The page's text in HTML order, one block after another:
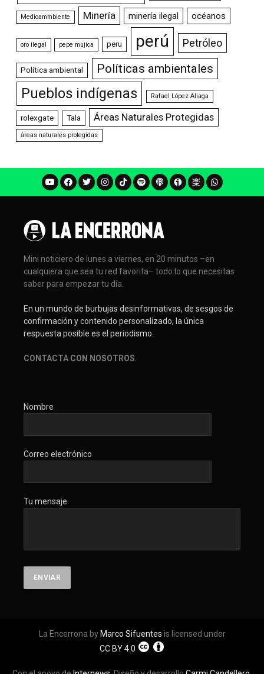
Medioammbiente Minería minería ilegal océanos
oro ilegal pepe mujica peru perú Petróleo
Política ambiental Políticas ambientales
Pueblos indígenas Rafael López Aliaga
rolexgate Tala Áreas Naturales Protegidas
áreas naturales protegidas
Mini noticiero de lunes a viernes, en 20 minutos –en
cualquiera que sea tu red favorita– todo lo que necesitas
saber para empezar tu día.
En un mundo de burbujas desinformativas, de sesgos de
confirmación y contenido personalizado, la única
respuesta posible es el periodismo.
CONTACTA CON NOSOTROS
Nombre
Correo electrónico
Tu mensaje
La Encerrona by Marco Sifuentes is licensed under
CC BY 4.0